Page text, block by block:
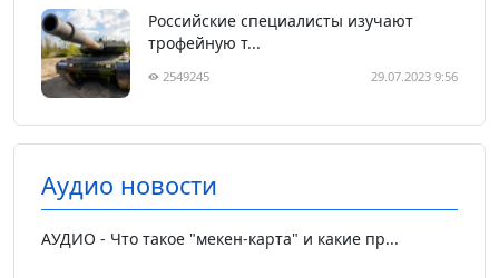
Российские специалисты изучают
трофейную т...
2549245 29.07.2023 9:56
Аудио новости
АУДИО - Что такое "мекен-карта" и какие пр...